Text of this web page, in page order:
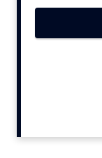
Digital
Interne